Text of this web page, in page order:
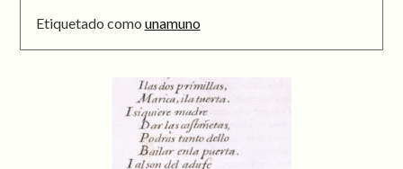
Etiquetado como unamuno